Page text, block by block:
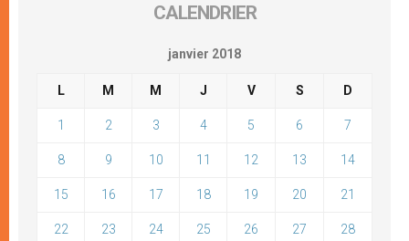
CALENDRIER
janvier 2018
L M M J V S D
1 2 3 4 5 6 7
8 9 10 11 12 13 14
15 16 17 18 19 20 21
22 23 24 25 26 27 28